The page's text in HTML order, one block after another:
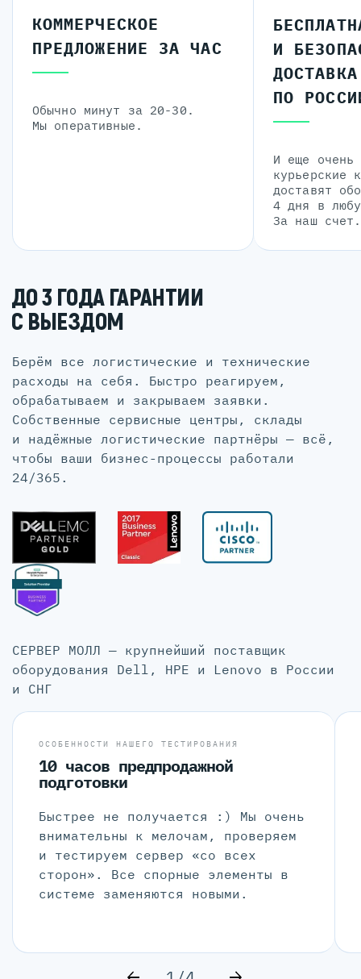
КОММЕРЧЕСКОЕ
ПРЕДЛОЖЕНИЕ ЗА ЧАС
Обычно минут за 20-30.
Мы оперативные.
И
ДОСТАВКА
ПО
И еще очень
курьерские
доставят
4 дня в
За наш счет.
ДО 3 ГОДА ГАРАНТИИ
С ВЫЕЗДОМ
Берём все логистические и технические
расходы на себя. Быстро реагируем,
обрабатываем и закрываем заявки.
Собственные сервисные центры, склады
и надёжные логистические партнёры — всё,
чтобы ваши бизнес-процессы работали
24/365.
СЕРВЕР МОЛЛ — крупнейший поставщик
оборудования Dell, HPE и Lenovo в России
и СНГ
ОСОБЕННОСТИ НАШЕГО ТЕСТИРОВАНИЯ
10 часов предпродажной
подготовки
Быстрее не получается :) Мы очень
внимательны к мелочам, проверяем
и тестируем сервер «со всех
сторон». Все спорные элементы в
системе заменяются новыми.